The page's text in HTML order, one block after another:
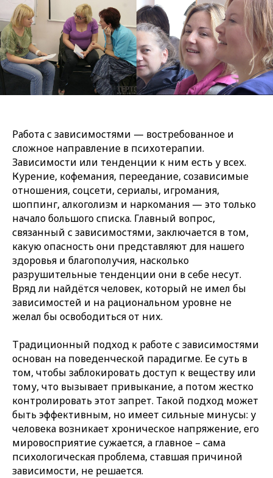
Работа с зависимостями — востребованное и
сложное направление в психотерапии.
Зависимости или тенденции к ним есть у всех.
Курение, кофемания, переедание, созависимые
отношения, соцсети, сериалы, игромания,
шоппинг, алкоголизм и наркомания — это только
начало большого списка. Главный вопрос,
связанный с зависимостями, заключается в том,
какую опасность они представляют для нашего
здоровья и благополучия, насколько
разрушительные тенденции они в себе несут.
Вряд ли найдётся человек, который не имел бы
зависимостей и на рациональном уровне не
желал бы освободиться от них.
Традиционный подход к работе с зависимостями
основан на поведенческой парадигме. Ее суть в
том, чтобы заблокировать доступ к веществу или
тому, что вызывает привыкание, а потом жестко
контролировать этот запрет. Такой подход может
быть эффективным, но имеет сильные минусы: у
человека возникает хроническое напряжение, его
мировосприятие сужается, а главное – сама
психологическая проблема, ставшая причиной
зависимости, не решается.